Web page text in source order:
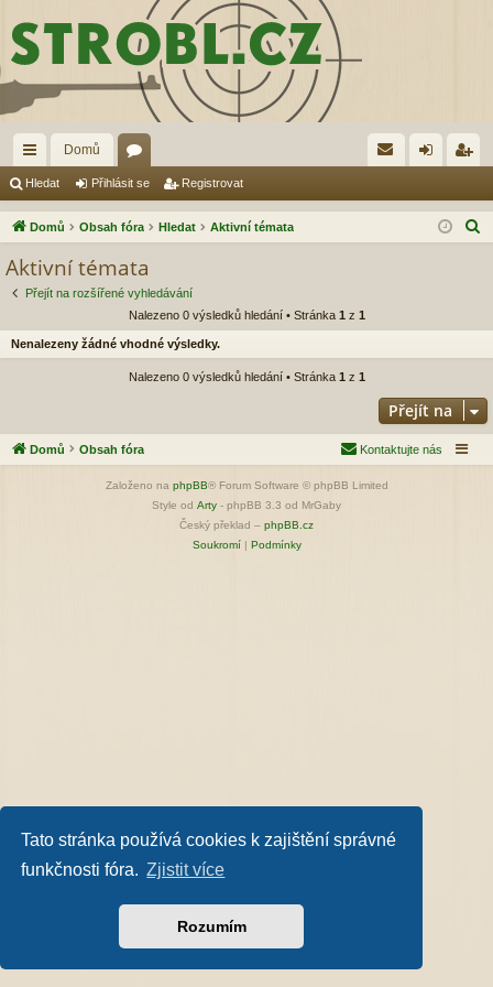
Tato stránka používá cookies k zajištění správné
funkčnosti fóra. Zjistit více
Rozumím
yc
hl
zy
Domů
ór
a lá ist
Hledat Přihlásit se Registrovat
Domů Obsah fóra Hledat Aktivní témata
Aktivní témata
Přejít na rozšířené vyhledávání
Nalezeno 0 výsledků hledání • Stránka 1 z 1
Nenalezeny žádné vhodné výsledky.
Nalezeno 0 výsledků hledání • Stránka 1 z 1
Přejít na
Domů Obsah fóra Kontaktujte nás
Založeno na phpBB® Forum Software © phpBB Limited
Style od Arty - phpBB 3.3 od MrGaby
Český překlad – phpBB.cz
Soukromí| Podmínky